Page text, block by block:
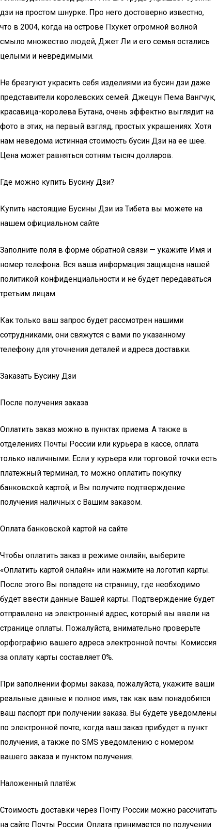
дзи на простом шнурке. Про него достоверно известно,
что в 2004, когда на острове Пхукет огромной волной
смыло множество людей, Джет Ли и его семья остались
целыми и невредимыми.
Не брезгуют украсить себя изделиями из бусин дзи даже
представители королевских семей. Джецун Пема Вангчук,
красавица-королева Бутана, очень эффектно выглядит на
фото в этих, на первый взгляд, простых украшениях. Хотя
нам неведома истинная стоимость бусин Дзи на ее шее.
Цена может равняться сотням тысяч долларов.
Где можно купить Бусину Дзи?
Купить настоящие Бусины Дзи из Тибета вы можете на
нашем официальном сайте
Заполните поля в форме обратной связи — укажите Имя и
номер телефона. Вся ваша информация защищена нашей
политикой конфиденциальности и не будет передаваться
третьим лицам.
Как только ваш запрос будет рассмотрен нашими
сотрудниками, они свяжутся с вами по указанному
телефону для уточнения деталей и адреса доставки.
Заказать Бусину Дзи
После получения заказа
Оплатить заказ можно в пунктах приема. А также в
отделениях Почты России или курьера в кассе, оплата
только наличными. Если у курьера или торговой точки есть
платежный терминал, то можно оплатить покупку
банковской картой, и Вы получите подтверждение
получения наличных с Вашим заказом.
Оплата банковской картой на сайте
Чтобы оплатить заказ в режиме онлайн, выберите
«Оплатить картой онлайн» или нажмите на логотип карты.
После этого Вы попадете на страницу, где необходимо
будет ввести данные Вашей карты. Подтверждение будет
отправлено на электронный адрес, который вы ввели на
странице оплаты. Пожалуйста, внимательно проверьте
орфографию вашего адреса электронной почты. Комиссия
за оплату карты составляет 0%.
При заполнении формы заказа, пожалуйста, укажите ваши
реальные данные и полное имя, так как вам понадобится
ваш паспорт при получении заказа. Вы будете уведомлены
по электронной почте, когда ваш заказ прибудет в пункт
получения, а также по SMS уведомлению с номером
вашего заказа и пунктом получения.
Наложенный платёж
Стоимость доставки через Почту России можно рассчитать
на сайте Почты России. Оплата принимается по получении